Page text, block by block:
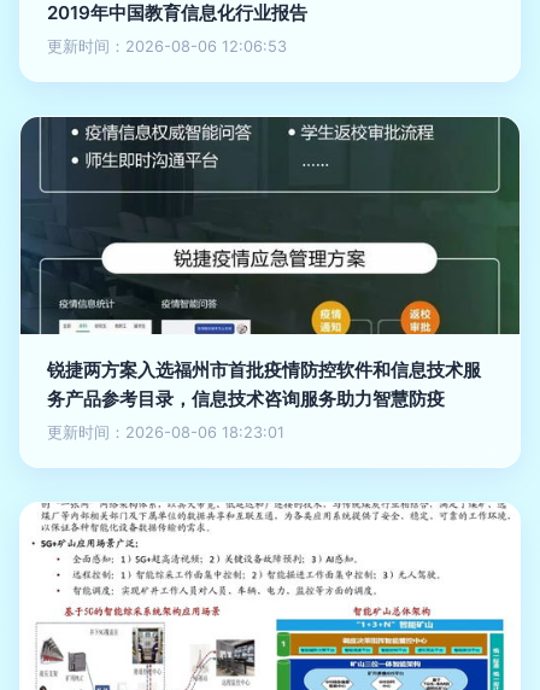
2019年中国教育信息化行业报告
更新时间：2026-08-06 12:06:53
锐捷两方案入选福州市首批疫情防控软件和信息技术服
务产品参考目录，信息技术咨询服务助力智慧防疫
更新时间：2026-08-06 18:23:01